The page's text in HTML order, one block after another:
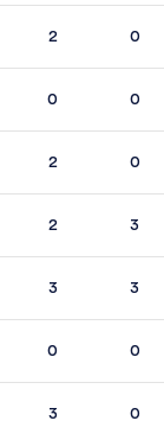
2 0
0 0
2 0
2 3
3 3
0 0
3 0